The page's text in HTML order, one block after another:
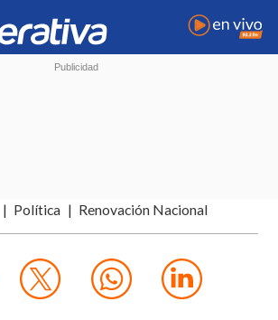
Política Renovación Nacional